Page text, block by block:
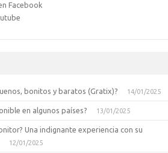
Facebook
bonitos y baratos (Gratix)? 14/01/2025
en algunos países? 13/01/2025
Una indignante experiencia con su
12/01/2025